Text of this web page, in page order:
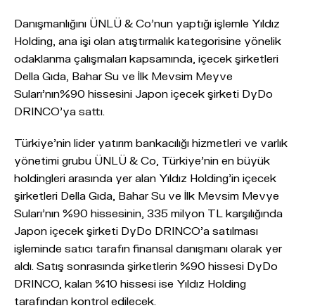
Danışmanlığını ÜNLÜ & Co'nun yaptığı işlemle Yıldız
Holding, ana işi olan atıştırmalık kategorisine yönelik
odaklanma çalışmaları kapsamında, içecek şirketleri
Della Gıda, Bahar Su ve İlk Mevsim Meyve
Suları'nın%90 hissesini Japon içecek şirketi DyDo
DRINCO'ya sattı.
Türkiye'nin lider yatırım bankacılığı hizmetleri ve varlık
yönetimi grubu ÜNLÜ & Co, Türkiye'nin en büyük
holdingleri arasında yer alan Yıldız Holding'in içecek
şirketleri Della Gıda, Bahar Su ve İlk Mevsim Mevye
Suları'nın %90 hissesinin, 335 milyon TL karşılığında
Japon içecek şirketi DyDo DRINCO'a satılması
işleminde satıcı tarafın finansal danışmanı olarak yer
aldı. Satış sonrasında şirketlerin %90 hissesi DyDo
DRINCO, kalan %10 hissesi ise Yıldız Holding
tarafından kontrol edilecek.